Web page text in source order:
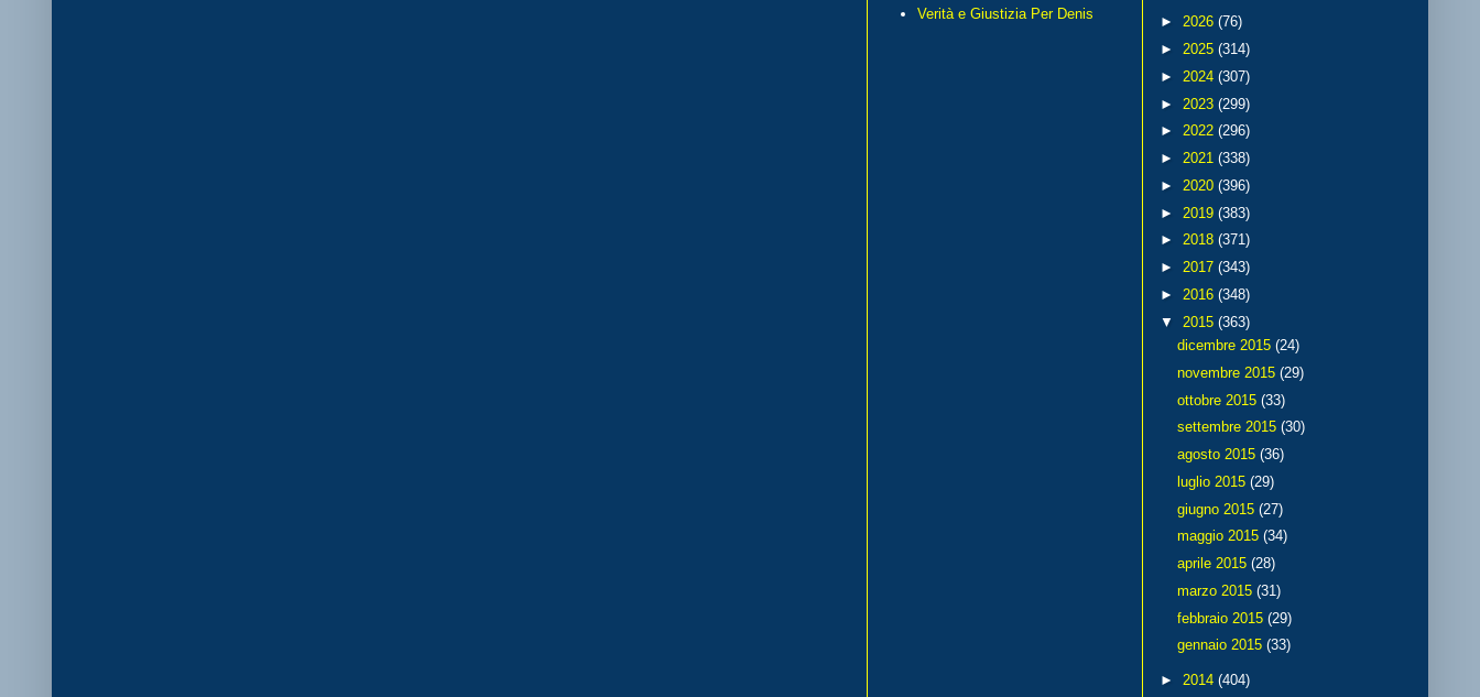
Verità e Giustizia Per Denis
► 2026 (76)
► 2025 (314)
► 2024 (307)
► 2023 (299)
► 2022 (296)
► 2021 (338)
► 2020 (396)
► 2019 (383)
► 2018 (371)
► 2017 (343)
► 2016 (348)
▼ 2015 (363)
dicembre 2015 (24)
novembre 2015 (29)
ottobre 2015 (33)
settembre 2015 (30)
agosto 2015 (36)
luglio 2015 (29)
giugno 2015 (27)
maggio 2015 (34)
aprile 2015 (28)
marzo 2015 (31)
febbraio 2015 (29)
gennaio 2015 (33)
► 2014 (404)